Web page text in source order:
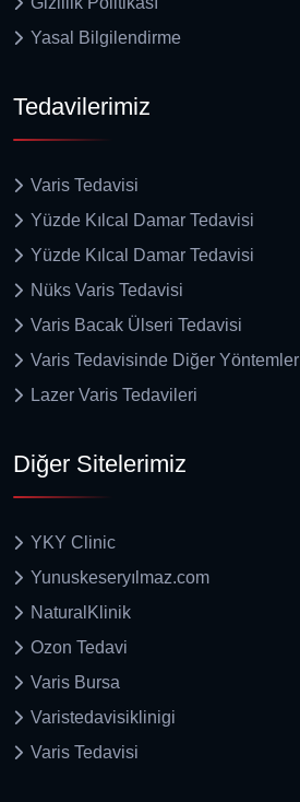
Yasal Bilgilendirme
Tedavilerimiz
Varis Tedavisi
Yüzde Kılcal Damar Tedavisi
Yüzde Kılcal Damar Tedavisi
Nüks Varis Tedavisi
Varis Bacak Ülseri Tedavisi
Varis Tedavisinde Diğer Yöntemler
Lazer Varis Tedavileri
Diğer Sitelerimiz
YKY Clinic
Yunuskeseryılmaz.com
NaturalKlinik
Ozon Tedavi
Varis Bursa
Varistedavisiklinigi
Varis Tedavisi